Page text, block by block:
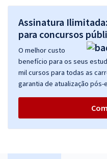
Assinatura
para concursos
O melhor custo
benefício para os seus
mil cursos para todas as
garantia de atualização pós-